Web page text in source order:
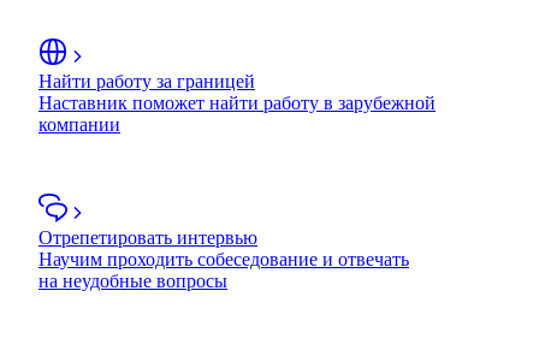
Найти работу за границей
Наставник поможет найти работу в зарубежной
компании
Отрепетировать интервью
Научим проходить собеседование и отвечать
на неудобные вопросы